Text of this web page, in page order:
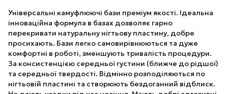
Універсальні камуфлюючі бази преміум якості. Ідеальна
інноваційна формула в базах дозволяє гарно
перекривати натуральну нігтьову пластину, добре
просихають. Бази легко самовирівнюються та дуже
комфортні в роботі, зменшують тривалість процедури.
За консистенцією середньої густини (ближче до рідшої)
та середньої твердості. Відмінно розподіляються по
нігтьовій пластині та створюють бездоганний відблиск.